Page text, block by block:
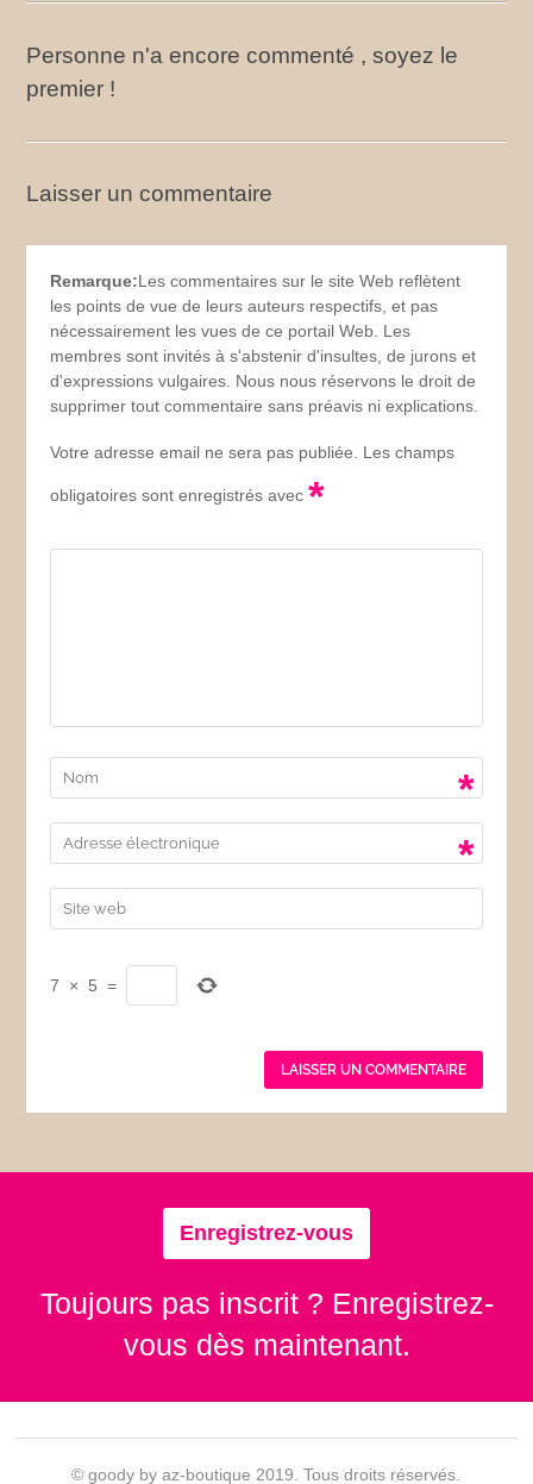
Personne n'a encore commenté , soyez le
premier !
Laisser un commentaire
Remarque:Les commentaires sur le site Web reflètent
les points de vue de leurs auteurs respectifs, et pas
nécessairement les vues de ce portail Web. Les
membres sont invités à s'abstenir d'insultes, de jurons et
d'expressions vulgaires. Nous nous réservons le droit de
supprimer tout commentaire sans préavis ni explications.
Votre adresse email ne sera pas publiée. Les champs
obligatoires sont enregistrés avec*
*
*
7 × 5 =
Enregistrez-vous
Toujours pas inscrit ? Enregistrez-
vous dès maintenant.
© goody by az-boutique 2019. Tous droits réservés.